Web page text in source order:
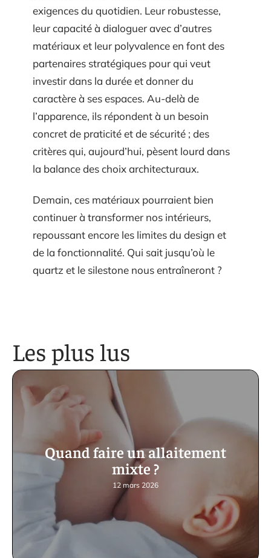
exigences du quotidien. Leur robustesse,
leur capacité à dialoguer avec d’autres
matériaux et leur polyvalence en font des
partenaires stratégiques pour qui veut
investir dans la durée et donner du
caractère à ses espaces. Au-delà de
l’apparence, ils répondent à un besoin
concret de praticité et de sécurité ; des
critères qui, aujourd’hui, pèsent lourd dans
la balance des choix architecturaux.
Demain, ces matériaux pourraient bien
continuer à transformer nos intérieurs,
repoussant encore les limites du design et
de la fonctionnalité. Qui sait jusqu’où le
quartz et le silestone nous entraîneront ?
Les plus lus
Quand faire un allaitement
mixte ?
12 mars 2026